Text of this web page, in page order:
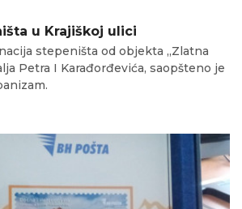
u Krajiškoj ulici
stepeništa od objekta „Zlatna
Petra I Karađorđevića, saopšteno je